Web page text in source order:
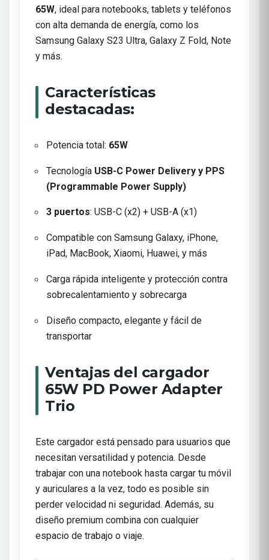
65W, ideal para notebooks, tablets y teléfonos
con alta demanda de energía, como los
Samsung Galaxy S23 Ultra, Galaxy Z Fold, Note
y más.
Características
destacadas:
Potencia total: 65W
Tecnología USB-C Power Delivery y PPS
(Programmable Power Supply)
3 puertos: USB-C (x2) + USB-A (x1)
Compatible con Samsung Galaxy, iPhone,
iPad, MacBook, Xiaomi, Huawei, y más
Carga rápida inteligente y protección contra
sobrecalentamiento y sobrecarga
Diseño compacto, elegante y fácil de
transportar
Ventajas del cargador
65W PD Power Adapter
Trio
Este cargador está pensado para usuarios que
necesitan versatilidad y potencia. Desde
trabajar con una notebook hasta cargar tu móvil
y auriculares a la vez, todo es posible sin
perder velocidad ni seguridad. Además, su
diseño premium combina con cualquier
espacio de trabajo o viaje.